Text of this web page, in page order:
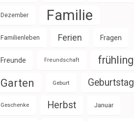
Dezember Familie
Familienleben Ferien Fragen
Freunde Freundschaft frühling
Garten Geburt Geburtstag
Geschenke Herbst Januar